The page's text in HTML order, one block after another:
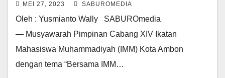
MEI 27, 2023 SABUROMEDIA
Oleh : Yusmianto Wally SABUROmedia
— Musyawarah Pimpinan Cabang XIV Ikatan
Mahasiswa Muhammadiyah (IMM) Kota Ambon
dengan tema “Bersama IMM…